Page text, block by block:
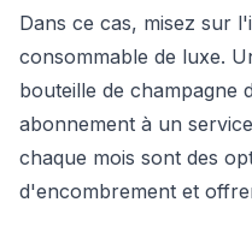
Dans ce cas, misez sur
consommable de luxe.
bouteille de champagne
abonnement à un
chaque mois sont des
d'encombrement et